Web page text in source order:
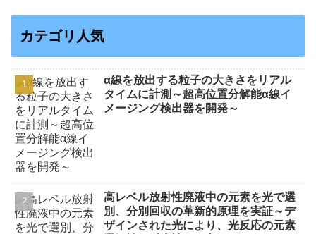
カテゴリ人気
α線を放出する粒子の大きさをリアル
タイムに計測～超高位置分解能α線イ
メージング検出器を開発～
高レベル放射性廃液中の元素を光で選
別、分別回収の革新的原理を実証～デ
ザインされた光により、光反応の元素